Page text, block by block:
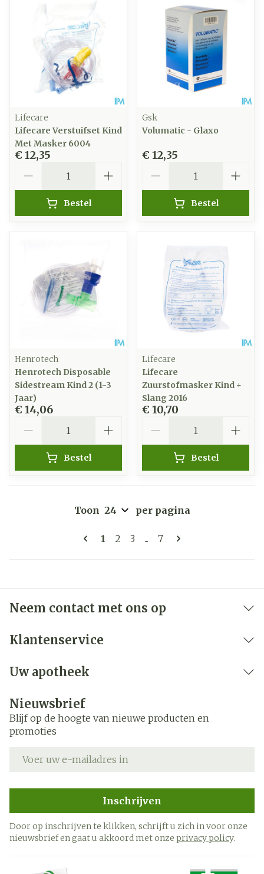
Lifecare
Lifecare Verstuifset Kind
Met Masker 6004
€ 12,35
Bestel
Gsk
Volumatic - Glaxo
€ 12,35
Bestel
Henrotech
Henrotech Disposable
Sidestream Kind 2 (1-3
Jaar)
€ 14,06
Bestel
Lifecare
Lifecare
Zuurstofmasker Kind +
Slang 2016
€ 10,70
Bestel
Pagina's
U lees momenteel pagina
1 Pagina
2 Pagina
3 ... Pagina
7
Toon per pagina
Neem contact met ons op
Klantenservice
Uw apotheek
Nieuwsbrief
Blijf op de hoogte van nieuwe producten en
promoties
Inschrijven
Door op inschrijven te klikken, schrijft u zich in voor onze
nieuwsbrief en gaat u akkoord met onze privacy policy.